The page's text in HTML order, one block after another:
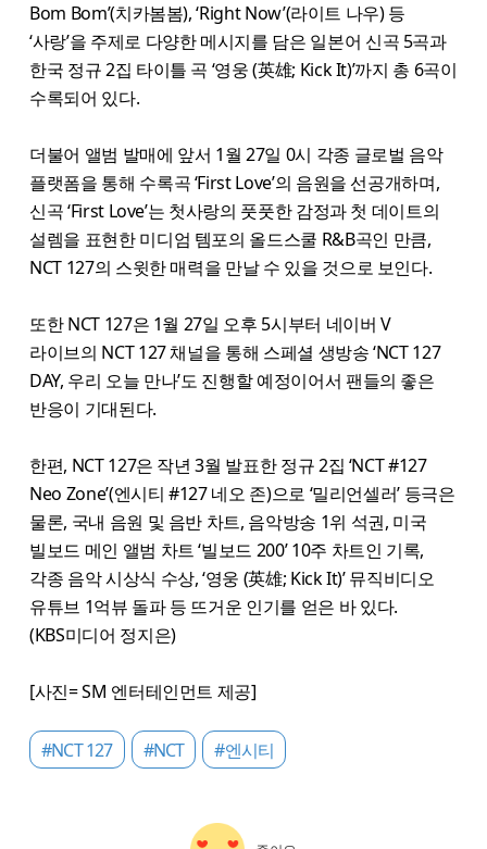
Bom Bom’(치카봄봄), ‘Right Now’(라이트 나우) 등
‘사랑’을 주제로 다양한 메시지를 담은 일본어 신곡 5곡과
한국 정규 2집 타이틀 곡 ‘영웅 (英雄; Kick It)’까지 총 6곡이
수록되어 있다.
더불어 앨범 발매에 앞서 1월 27일 0시 각종 글로벌 음악
플랫폼을 통해 수록곡 ‘First Love’의 음원을 선공개하며,
신곡 ‘First Love’는 첫사랑의 풋풋한 감정과 첫 데이트의
설렘을 표현한 미디엄 템포의 올드스쿨 R&B곡인 만큼,
NCT 127의 스윗한 매력을 만날 수 있을 것으로 보인다.
또한 NCT 127은 1월 27일 오후 5시부터 네이버 V
라이브의 NCT 127 채널을 통해 스페셜 생방송 ‘NCT 127
DAY, 우리 오늘 만나’도 진행할 예정이어서 팬들의 좋은
반응이 기대된다.
한편, NCT 127은 작년 3월 발표한 정규 2집 ‘NCT #127
Neo Zone’(엔시티 #127 네오 존)으로 ‘밀리언셀러’ 등극은
물론, 국내 음원 및 음반 차트, 음악방송 1위 석권, 미국
빌보드 메인 앨범 차트 ‘빌보드 200’ 10주 차트인 기록,
각종 음악 시상식 수상, ‘영웅 (英雄; Kick It)’ 뮤직비디오
유튜브 1억뷰 돌파 등 뜨거운 인기를 얻은 바 있다.
(KBS미디어 정지은)
[사진= SM 엔터테인먼트 제공]
#NCT 127 #NCT #엔시티